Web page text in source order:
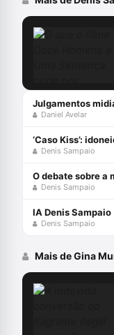
Julgamentos
Daniel Avelar
Denis Sampaio
Denis Sampaio
IA Denis Sampaio
Denis Sampaio
Mais de Gina